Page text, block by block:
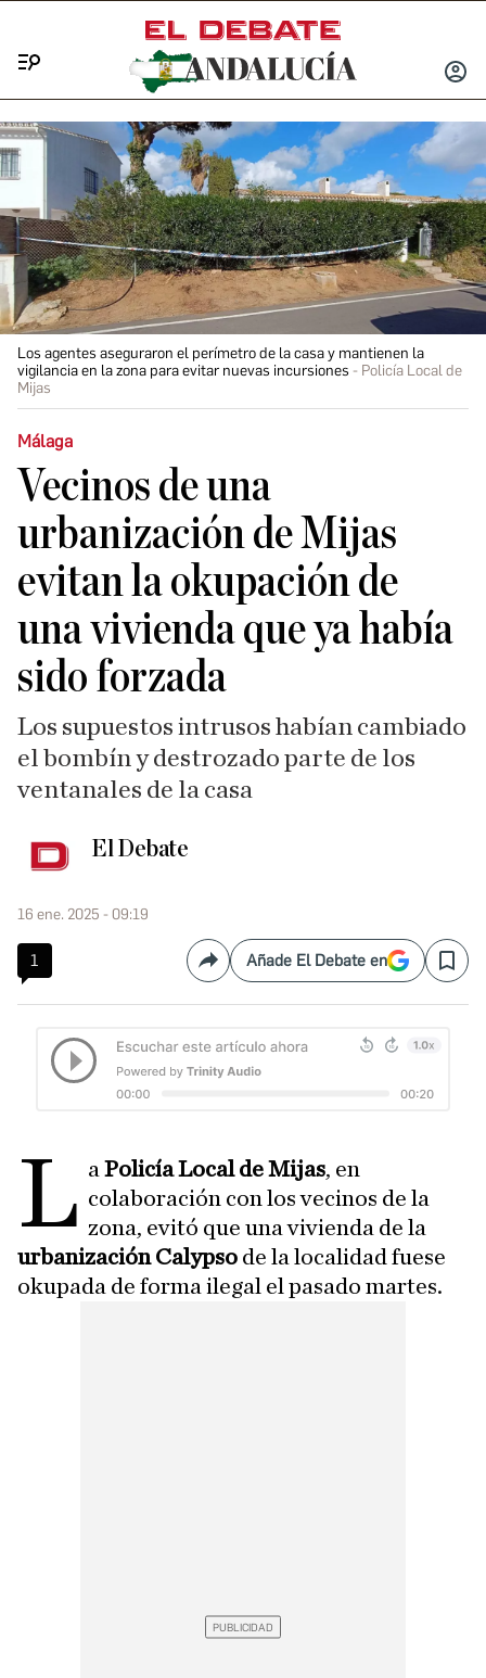
INICIAR
Los agentes aseguraron el perímetro de la casa y mantienen la
vigilancia en la zona para evitar nuevas incursiones
Policía Local de
Mijas
Málaga
Vecinos de una
urbanización de Mijas
evitan la okupación de
una vivienda que ya había
sido forzada
Los supuestos intrusos habían cambiado
el bombín y destrozado parte de los
ventanales de la casa
El Debate
16 ene. 2025 - 09:19
1 CompartirAñade El Debate en Save
L aPolicía Local de Mijas, en
colaboración con los vecinos de la
zona, evitó que una vivienda de la
urbanización Calypso de la localidad fuese
okupada de forma ilegal el pasado martes.